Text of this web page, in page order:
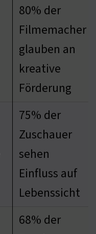
80% der
Filmemacher
glauben an
kreative
Förderung
75% der
Zuschauer
sehen
Einfluss auf
Lebenssicht
68% der